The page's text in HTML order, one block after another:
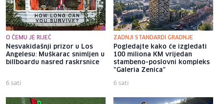
O ČEMU JE RIJEČ
Nesvakidašnji prizor u Los
Angelesu: Muškarac snimljen u
billboardu nasred raskrsnice
6 sati
ZADNJI STANDARDI GRADNJE
Pogledajte kako će izgledati
100 miliona KM vrijedan
stambeno-poslovni kompleks
"Galeria Zenica"
6 sati